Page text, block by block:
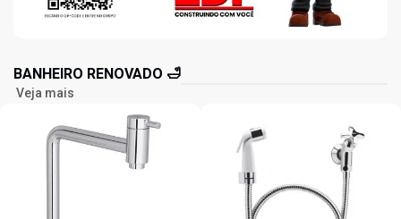
BANHEIRO RENOVADO 🛁
Veja mais